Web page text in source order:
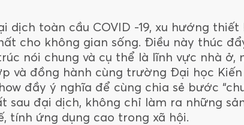
dịch toàn cầu COVID -19, xu hướng
cho không gian sống. Điều này thúc
nói chung và cụ thể là lĩnh vực nhà ở,
và đồng hành cùng trường Đại học
đầy ý nghĩa để cùng chia sẻ bước
sau đại dịch, không chỉ làm ra những
tính ứng dụng cao trong xã hội.